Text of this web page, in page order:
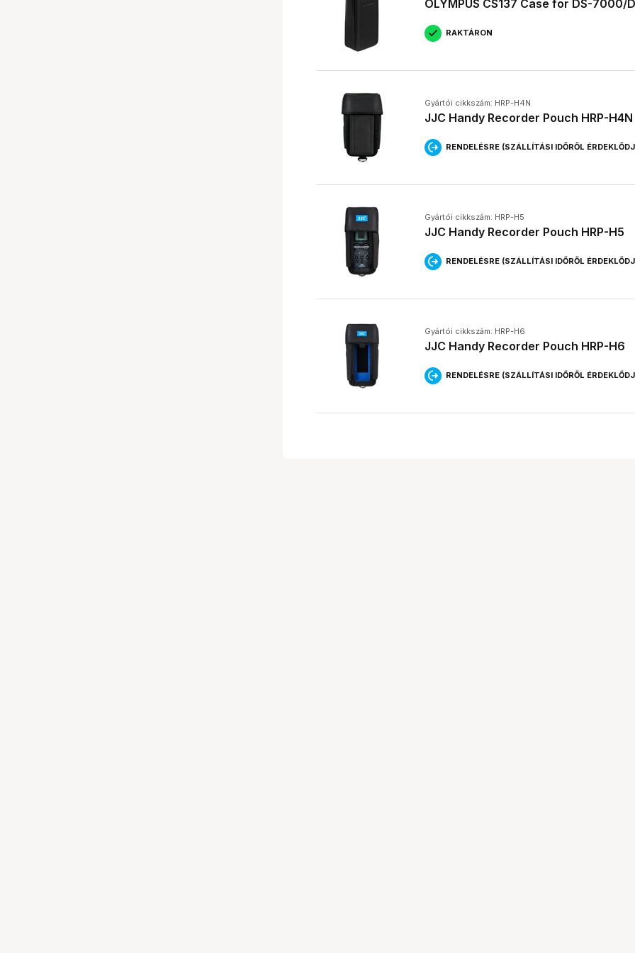
A diktafon hangfelvételek készítésére használható, például
rögzítésére.
Milyen szempontokat vegyek figyelembe diktafon
Fontos a hangminőség, a felvételi idő, a tárolókapacitás, az
modellt választani.
OLYMPUS CS137 Case for DS-7000/
RAKTÁRON
Gyártói cikkszám: HRP-H4N
JJC Handy Recorder Pouch HRP-H4N
RENDELÉSRE (SZÁLLÍTÁSI IDŐRŐL
Gyártói cikkszám: HRP-H5
JJC Handy Recorder Pouch HRP-H5
RENDELÉSRE (SZÁLLÍTÁSI IDŐRŐL
Gyártói cikkszám: HRP-H6
JJC Handy Recorder Pouch HRP-H6
RENDELÉSRE (SZÁLLÍTÁSI IDŐRŐL